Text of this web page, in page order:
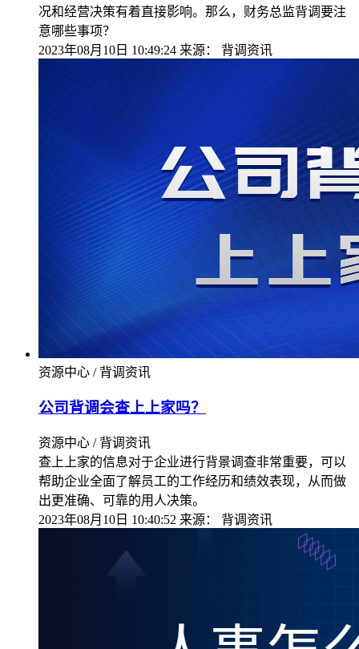
况和经营决策有着直接影响。那么，财务总监背调要注
意哪些事项？
2023年08月10日 10:49:24 来源： 背调资讯
资源中心 / 背调资讯
公司背调会查上上家吗？
资源中心 / 背调资讯
查上上家的信息对于企业进行背景调查非常重要，可以
帮助企业全面了解员工的工作经历和绩效表现，从而做
出更准确、可靠的用人决策。
2023年08月10日 10:40:52 来源： 背调资讯